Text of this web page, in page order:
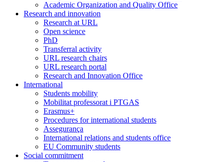
Academic Organization and Quality Office
Research and innovation
Research at URL
Open science
PhD
Transferral activity
URL research chairs
URL research portal
Research and Innovation Office
International
Students mobility
Mobilitat professorat i PTGAS
Erasmus+
Procedures for international students
Assegurança
International relations and students office
EU Community students
Social commitment